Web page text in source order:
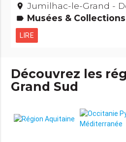
place Jumilhac-le-Grand -
label Musées & Collections
LIRE
Découvrez les
Grand Sud